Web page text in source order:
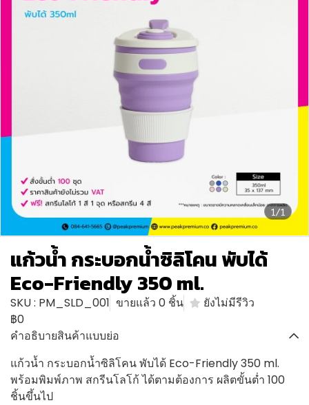
1/1
แก้วน้ำ กระบอกน้ำซิลิโคน พับได้
Eco-Friendly 350 ml.
SKU : PM_SLD_001 ขายแล้ว 0 ชิ้น
ยังไม่มีรีวิว
฿0
คำอธิบายสินค้าแบบย่อ
แก้วน้ำ กระบอกน้ำซิลิโคน พับได้ Eco-Friendly 350 ml.
พร้อมพิมพ์ภาพ สกรีนโลโก้ ได้ตามต้องการ ผลิตขั้นต่ำ 100
ชิ้นขึ้นไป